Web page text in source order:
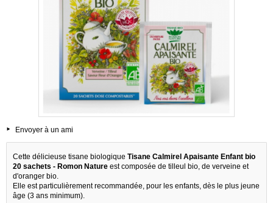
Envoyer à un ami
Cette délicieuse tisane biologique Tisane Calmirel Apaisante Enfant bio
20 sachets - Romon Nature est composée de tilleul bio, de verveine et
d'oranger bio.
Elle est particulièrement recommandée, pour les enfants, dès le plus jeune
âge (3 ans minimum).